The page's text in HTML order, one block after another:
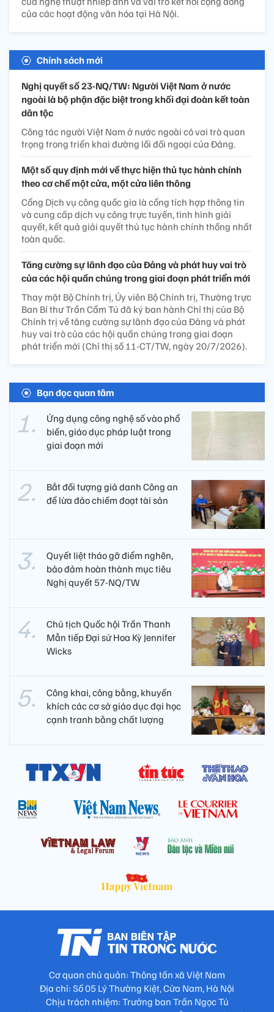
của các hoạt động văn hóa tại Hà Nội.
Chính sách mới
Nghị quyết số 23-NQ/TW: Người Việt Nam ở nước
ngoài là bộ phận đặc biệt trong khối đại đoàn kết toàn
dân tộc
Công tác người Việt Nam ở nước ngoài có vai trò quan
trọng trong triển khai đường lối đối ngoại của Đảng.
Một số quy định mới về thực hiện thủ tục hành chính
theo cơ chế một cửa, một cửa liên thông
Cổng Dịch vụ công quốc gia là cổng tích hợp thông tin
và cung cấp dịch vụ công trực tuyến, tình hình giải
quyết, kết quả giải quyết thủ tục hành chính thống nhất
toàn quốc.
Tăng cường sự lãnh đạo của Đảng và phát huy vai trò
của các hội quần chúng trong giai đoạn phát triển mới
Thay mặt Bộ Chính trị, Ủy viên Bộ Chính trị, Thường trực
Ban Bí thư Trần Cẩm Tú đã ký ban hành Chỉ thị của Bộ
Chính trị về tăng cường sự lãnh đạo của Đảng và phát
huy vai trò của các hội quần chúng trong giai đoạn
phát triển mới (Chỉ thị số 11-CT/TW, ngày 20/7/2026).
Bạn đọc quan tâm
Ứng dụng công nghệ số vào phổ
biến, giáo dục pháp luật trong
giai đoạn mới
Bắt đối tượng giả danh Công an
để lừa đảo chiếm đoạt tài sản
Quyết liệt tháo gỡ điểm nghẽn,
bảo đảm hoàn thành mục tiêu
Nghị quyết 57-NQ/TW
Chủ tịch Quốc hội Trần Thanh
Mẫn tiếp Đại sứ Hoa Kỳ Jennifer
Wicks
Công khai, công bằng, khuyến
khích các cơ sở giáo dục đại học
cạnh tranh bằng chất lượng​
Cơ quan chủ quản: Thông tấn xã Việt Nam
Địa chỉ: Số 05 Lý Thường Kiệt, Cửa Nam, Hà Nội
Chịu trách nhiệm: Trưởng ban Trần Ngọc Tú